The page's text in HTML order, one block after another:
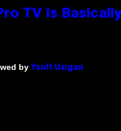
TV Is
by Ysolt Usigan